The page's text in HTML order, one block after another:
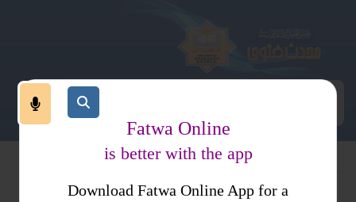
Fatwa Online
is better with the app
Download Fatwa Online App for a